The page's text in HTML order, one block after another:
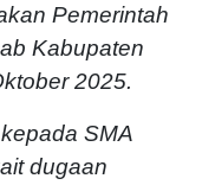
Pemerintah
Kabupaten
2025.
SMA
dugaan